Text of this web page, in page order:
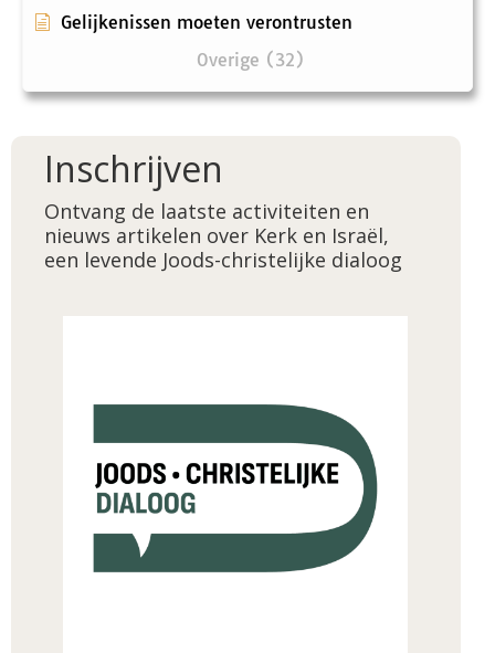
Gelijkenissen moeten verontrusten
Overige (32)
Inschrijven
Ontvang de laatste activiteiten en
nieuws artikelen over Kerk en Israël,
een levende Joods-christelijke dialoog